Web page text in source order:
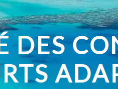
DES